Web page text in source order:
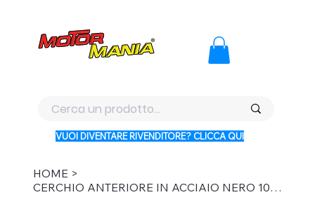
VUOI DIVENTARE RIVENDITORE? CLICCA QUI
HOME >
CERCHIO ANTERIORE IN ACCIAIO NERO 10" - Ø15